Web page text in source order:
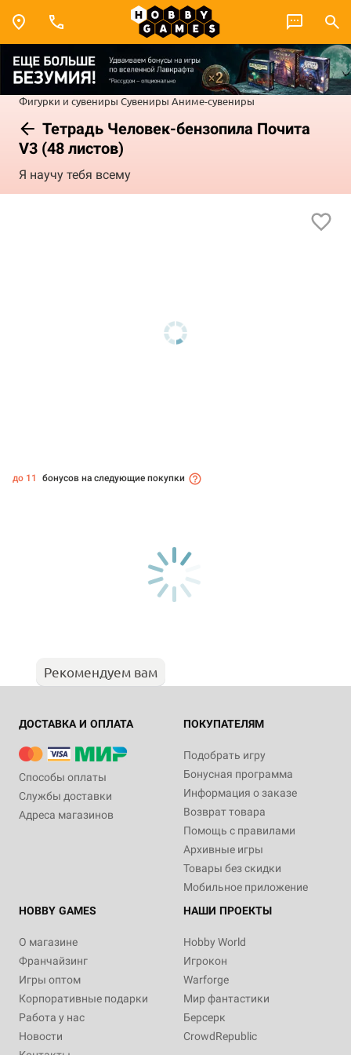
Фигурки и сувениры Сувениры Аниме-сувениры
Тетрадь Человек-бензопила Почита
V3 (48 листов)
Я научу тебя всему
до 11 бонусов на следующие покупки
Рекомендуем вам
ДОСТАВКА И ОПЛАТА
Способы оплаты
Службы доставки
Адреса магазинов
ПОКУПАТЕЛЯМ
Подобрать игру
Бонусная программа
Информация о заказе
Возврат товара
Помощь с правилами
Архивные игры
Товары без скидки
Мобильное приложение
HOBBY GAMES
О магазине
Франчайзинг
Игры оптом
Корпоративные подарки
Работа у нас
Новости
НАШИ ПРОЕКТЫ
Hobby World
Игрокон
Warforge
Мир фантастики
Берсерк
CrowdRepublic